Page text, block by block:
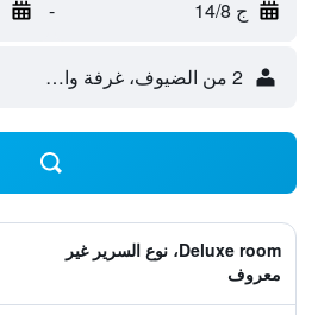
ج 14/8 -
2 من الضيوف، غرفة واحدة
Deluxe room، نوع السرير غير
معروف